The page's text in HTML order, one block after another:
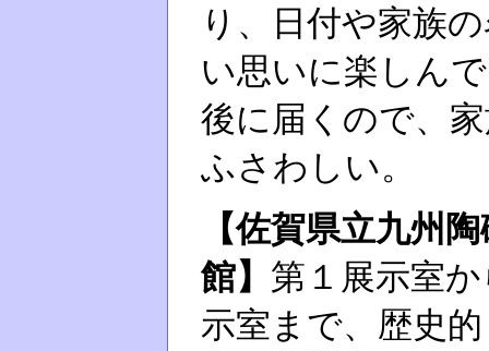
り、日付や家族
い思いに楽しん
後に届くので、
ふさわしい。
【佐賀県立九州
館】 第１展示室
示室まで、歴史